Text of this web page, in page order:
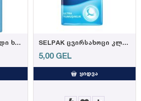
ნუა ჯიბის ერთჯერადი ხელსახოცი SELPAK ცვირსახოცი კლასიკური 30x10ც 4 ფენა (9601016),8690530152434
5,00 GEL
ᲧᲘᲓᲕᲐ